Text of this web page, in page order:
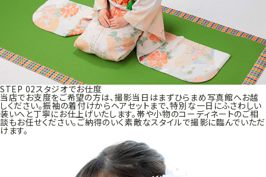
STEP 02スタジオでお仕度
当店でお支度をご希望の方は、撮影当日はまずひらまめ写真館へお越
しください。振袖の着付けからヘアセットまで、特別な一日にふさわしい
装いへと丁寧にお仕上げいたします。帯や小物のコーディネートのご相
談もお任せください。ご納得のいく素敵なスタイルで撮影に臨んでいただ
けます。